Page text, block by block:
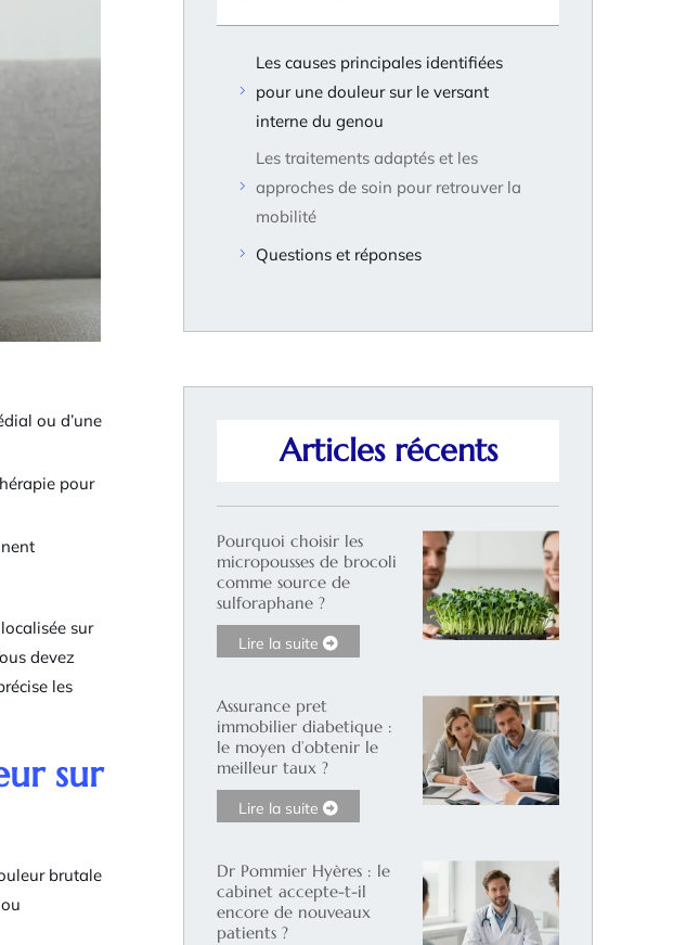
ou d’une
pour
sur
devez
les
sur
brutale
Les causes principales identifiées
pour une douleur sur le versant
interne du genou
Les traitements adaptés et les
approches de soin pour retrouver la
mobilité
Questions et réponses
Articles récents
Pourquoi choisir les
micropousses de brocoli
comme source de
sulforaphane ?
Lire la suite
Assurance pret
immobilier diabetique :
le moyen d’obtenir le
meilleur taux ?
Lire la suite
Dr Pommier Hyères : le
cabinet accepte-t-il
encore de nouveaux
patients ?